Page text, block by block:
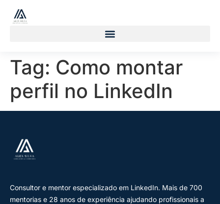
Tag: Como montar
perfil no LinkedIn
Consultor e mentor especializado em LinkedIn. Mais de 700
mentorias e 28 anos de experiência ajudando profissionais a